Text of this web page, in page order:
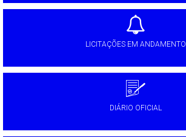
LICITAÇÕES EM ANDAMENTO
DIÁRIO OFICIAL